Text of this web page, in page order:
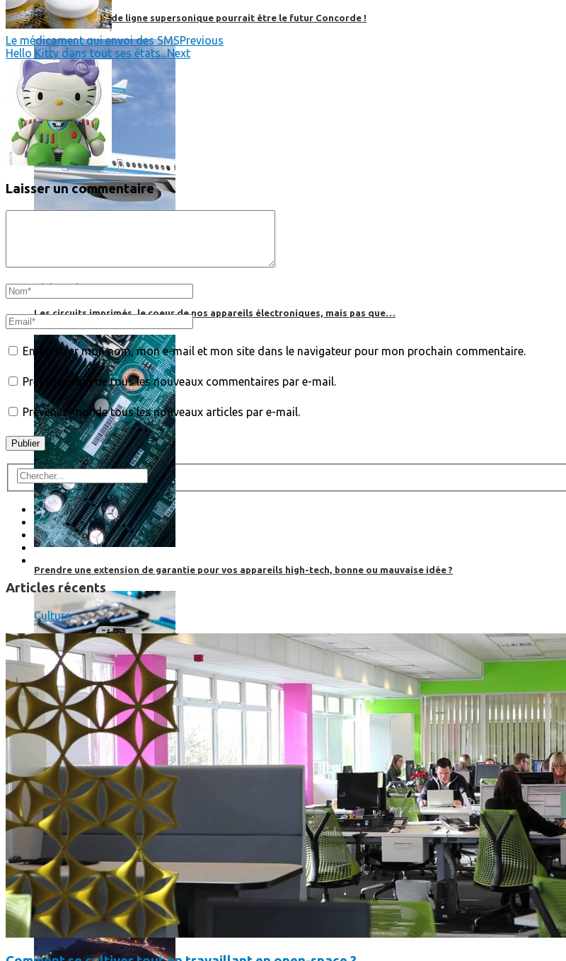
Boom, cet avion de ligne supersonique pourrait être le futur Concorde !
High-Tech
Les circuits imprimés, le coeur de nos appareils électroniques, mais pas que…
Prendre une extension de garantie pour vos appareils high-tech, bonne ou mauvaise idée ?
Faut-il encore emmener son bon vieux appareil photo « reflex » en vacances ?
Le médicament qui envoi des SMSPrevious
Hello Kitty dans tout ses états...Next
Laisser un commentaire
Enregistrer mon nom, mon e-mail et mon site dans le navigateur pour mon prochain commentaire.
Prévenez-moi de tous les nouveaux commentaires par e-mail.
Prévenez-moi de tous les nouveaux articles par e-mail.
Articles récents
Culture